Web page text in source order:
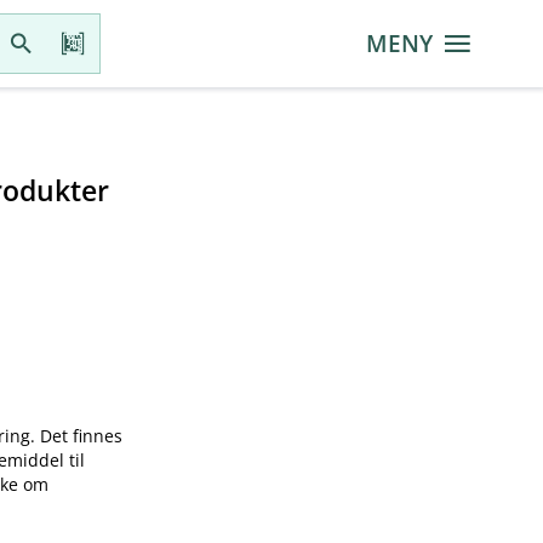
MENY
Det finnes
til
om